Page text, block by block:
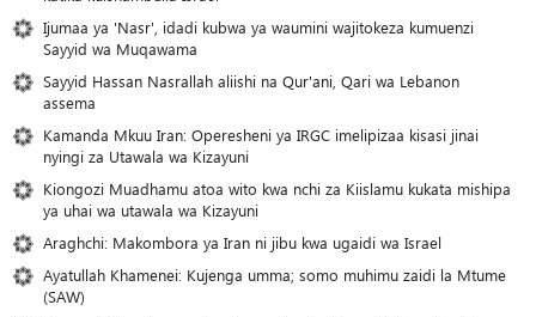
Ijumaa ya 'Nasr', idadi kubwa ya waumini wajitokeza kumuenzi
Sayyid wa Muqawama
Sayyid Hassan Nasrallah aliishi na Qur'ani, Qari wa Lebanon
assema
Kamanda Mkuu Iran: Operesheni ya IRGC imelipizaa kisasi jinai
nyingi za Utawala wa Kizayuni
Kiongozi Muadhamu atoa wito kwa nchi za Kiislamu kukata mishipa
ya uhai wa utawala wa Kizayuni
Araghchi: Makombora ya Iran ni jibu kwa ugaidi wa Israel
Ayatullah Khamenei: Kujenga umma; somo muhimu zaidi la Mtume
(SAW)